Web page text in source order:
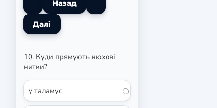
10. Куди прямують нюхові
нитки?
у таламус